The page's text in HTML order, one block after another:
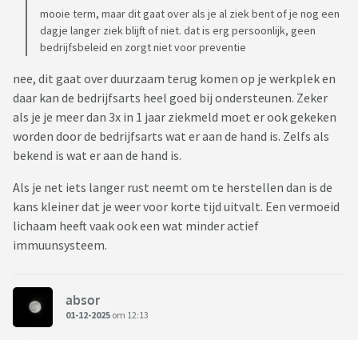
mooie term, maar dit gaat over als je al ziek bent of je nog een
dagje langer ziek blijft of niet. dat is erg persoonlijk, geen
bedrijfsbeleid en zorgt niet voor preventie
nee, dit gaat over duurzaam terug komen op je werkplek en
daar kan de bedrijfsarts heel goed bij ondersteunen. Zeker
als je je meer dan 3x in 1 jaar ziekmeld moet er ook gekeken
worden door de bedrijfsarts wat er aan de hand is. Zelfs als
bekend is wat er aan de hand is.
Als je net iets langer rust neemt om te herstellen dan is de
kans kleiner dat je weer voor korte tijd uitvalt. Een vermoeid
lichaam heeft vaak ook een wat minder actief
immuunsysteem.
absor
01-12-2025 om 12:13